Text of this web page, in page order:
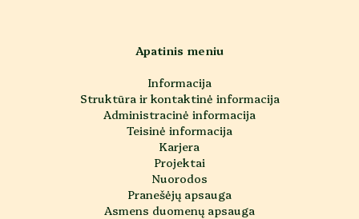
Apatinis meniu
Informacija
Struktūra ir kontaktinė informacija
Administracinė informacija
Teisinė informacija
Karjera
Projektai
Nuorodos
Pranešėjų apsauga
Asmens duomenų apsauga